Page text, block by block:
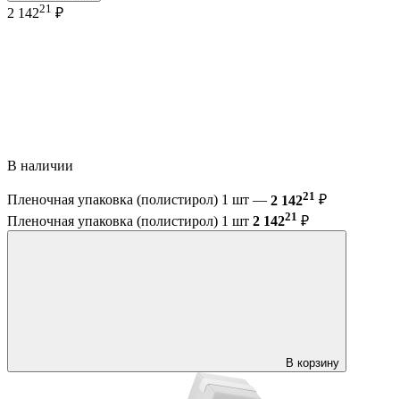
2 14221 ₽
В наличии
Пленочная упаковка (полистирол) 1 шт — 2 14221 ₽
Пленочная упаковка (полистирол) 1 шт 2 14221 ₽
В корзину